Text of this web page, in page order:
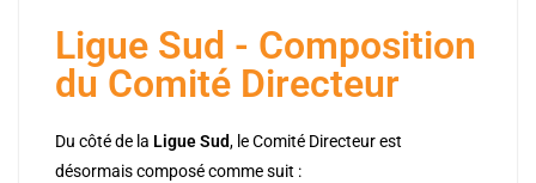
Ligue Sud - Composition
du Comité Directeur
Du côté de la Ligue Sud, le Comité Directeur est
désormais composé comme suit :